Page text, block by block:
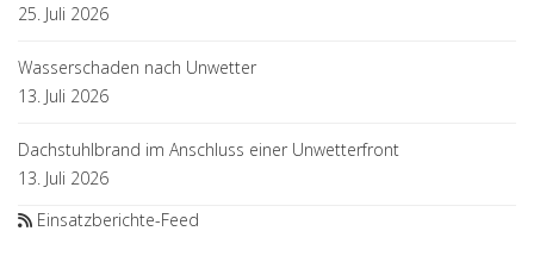
25. Juli 2026
Wasserschaden nach Unwetter
13. Juli 2026
Dachstuhlbrand im Anschluss einer Unwetterfront
13. Juli 2026
Einsatzberichte-Feed